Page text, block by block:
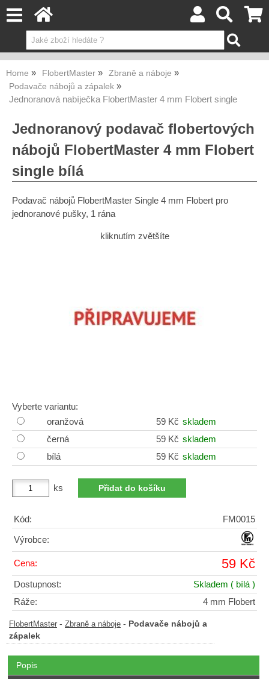
Home FlobertMaster
Zbraně a náboje
Podavače nábojů a zápalek
Jednoranová nabíječka FlobertMaster 4 mm Flobert single
Jednoranový podavač flobertových
nábojů FlobertMaster 4 mm Flobert
single bílá
Podavač nábojů FlobertMaster Single 4 mm Flobert pro
jednoranové pušky, 1 rána
kliknutím zvětšíte
Vyberte variantu:
oranžová
59 Kč skladem
černá
59 Kč skladem
bílá
59 Kč skladem
ks
Kód: FM0015
Výrobce:
Cena: 59 Kč
Dostupnost: Skladem ( bílá )
Ráže:
4 mm Flobert
FlobertMaster - Zbraně a náboje - Podavače nábojů a
zápalek
Popis